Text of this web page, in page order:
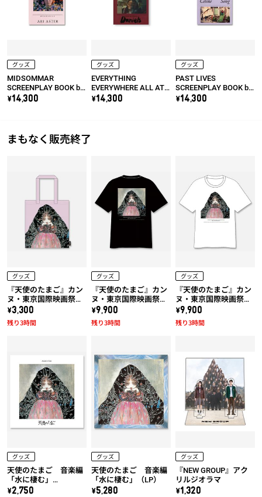
グッズ
MIDSOMMAR
SCREENPLAY BOOK by
Ari Aster
\14,300
グッズ
EVERYTHING
EVERYWHERE ALL AT
ONCE SCREENPLAY
\14,300
グッズ
PAST LIVES
SCREENPLAY BOOK by
Celine Song
\14,300
まもなく販売終了
グッズ
『天使のたまご』カン
ヌ・東京国際映画祭上
映作品!! 天使のたまご
「水に棲む」トートバ
ッグ
\3,300
残り3時間
グッズ
『天使のたまご』カン
ヌ・東京国際映画祭上
映作品!! 天使のたまご
「水に棲む」x 久米繊
維コラボTシャツ (黒)
\9,900
残り3時間
グッズ
『天使のたまご』カン
ヌ・東京国際映画祭上
映作品!! 天使のたまご
「水に棲む」x 久米繊
維コラボTシャツ (白)
\9,900
残り3時間
グッズ
天使のたまご 音楽編
「水に棲む」
（UHQCD）
\2,750
グッズ
天使のたまご 音楽編
「水に棲む」（LP）
\5,280
グッズ
『NEW GROUP』アク
リルジオラマ
\1,320